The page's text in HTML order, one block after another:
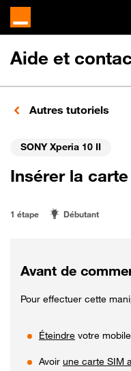
Aide et
Autres tutoriels
SONY Xperia 10 II
Insérer la
1 étape Débutant
Avant de
Pour effectuer cette
Éteindre votre
Avoir une carte SIM